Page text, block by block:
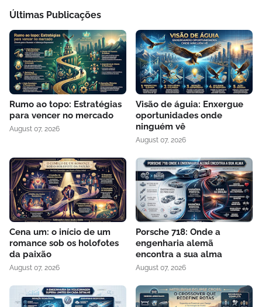
Últimas Publicações
Rumo ao topo: Estratégias
para vencer no mercado
August 07, 2026
Visão de águia: Enxergue
oportunidades onde
ninguém vê
August 07, 2026
Cena um: o início de um
romance sob os holofotes
da paixão
August 07, 2026
Porsche 718: Onde a
engenharia alemã
encontra a sua alma
August 07, 2026